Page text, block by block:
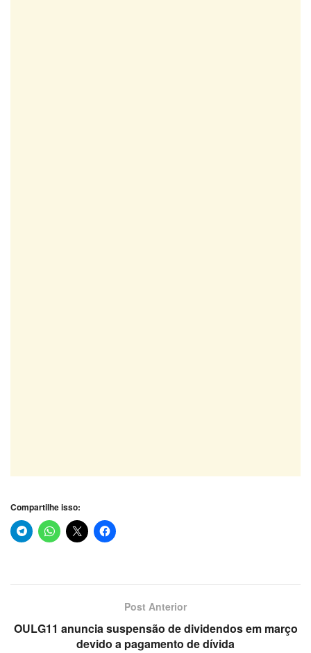
Compartilhe isso:
Post Anterior
OULG11 anuncia suspensão de dividendos em março
devido a pagamento de dívida